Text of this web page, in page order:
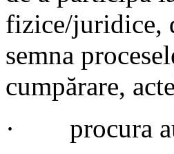
fizice/juridice,
semna
cumpărare,
· procura